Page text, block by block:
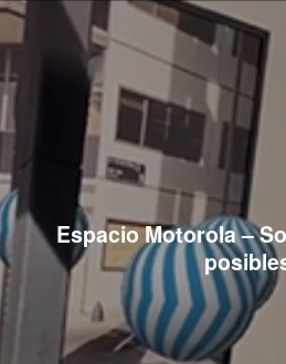
Espacio Motorola –